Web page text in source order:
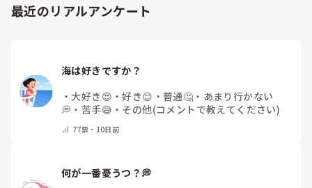
最近のリアルアンケート
海は好きですか？
・大好き😍 ・好き😊 ・ 普通🤔 ・ あまり行かない
💭 ・ 苦手😅 ・ その他(コメントで教えてください)
77票・ 10日前
何が一番憂うつ？💭